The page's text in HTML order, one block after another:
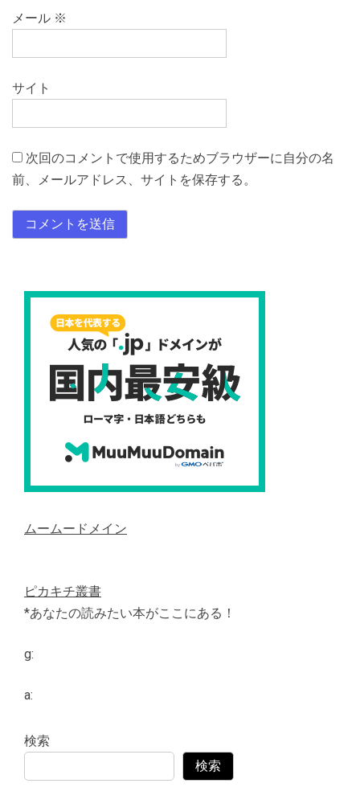
メール ※
サイト
次回のコメントで使用するためブラウザーに自分の名
前、メールアドレス、サイトを保存する。
ムームードメイン
ピカキチ叢書
*あなたの読みたい本がここにある！
g:
a:
検索
検索